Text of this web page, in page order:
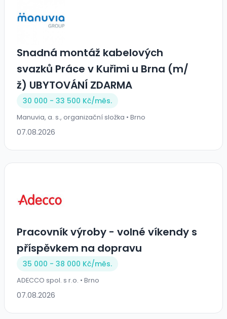
Snadná montáž kabelových
svazků Práce v Kuřimi u Brna (m/
ž) UBYTOVÁNÍ ZDARMA
30 000 - 33 500 Kč/měs.
Manuvia, a. s., organizační složka • Brno
07.08.2026
Pracovník výroby - volné víkendy s
příspěvkem na dopravu
35 000 - 38 000 Kč/měs.
ADECCO spol. s r.o. • Brno
07.08.2026